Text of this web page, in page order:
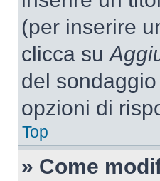
(per inserire
clicca su
del
opzioni di
Top
» Come